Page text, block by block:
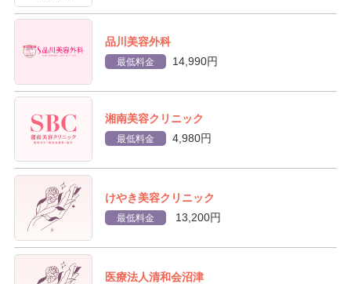
品川美容外科
最低料金 14,990円
湘南美容クリニック
最低料金 4,980円
けやき美容クリニック
最低料金 13,200円
医療法人清和会沼津